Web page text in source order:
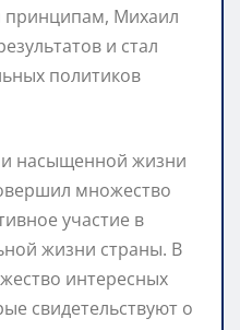
принципам, Михаил
и стал
политиков
и насыщенной жизни
множество
участие в
жизни страны. В
интересных
свидетельствуют о